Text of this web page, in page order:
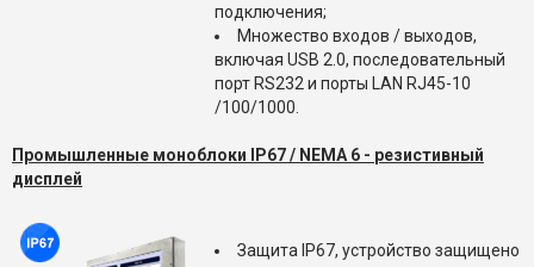
подключения;
Множество входов / выходов,
включая USB 2.0, последовательный
порт RS232 и порты LAN RJ45-10
/100/1000.
Промышленные моноблоки IP67 / NEMA 6 - резистивный
дисплей
Защита IP67, устройство защищено